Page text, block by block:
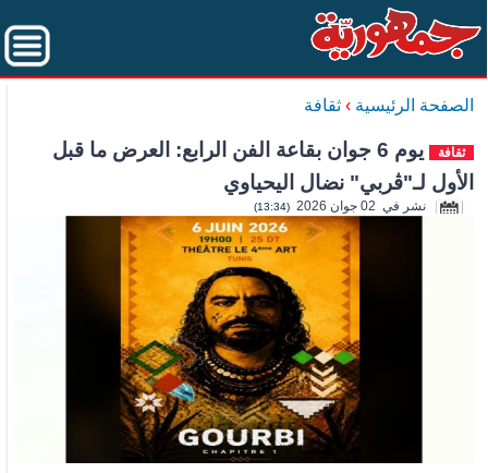
الصفحة الرئيسية › ثقافة
ثقافة
يوم 6 جوان بقاعة الفن الرابع: العرض ما قبل
الأول لـ"ڤربي" نضال اليحياوي
نشر في 02 جوان 2026 (13:34)